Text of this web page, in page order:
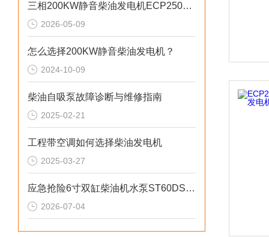
三相200KW静音柴油发电机ECP2500KVA参数介绍
2026-05-09
怎么选择200KW静音柴油发电机？
2024-10-09
柴油自吸泵故障诊断与维修指南
2025-02-21
工程带空调如何选择柴油发电机
2025-03-27
应急抢险6寸双缸柴油机水泵ST60DS产品介绍
2026-07-04